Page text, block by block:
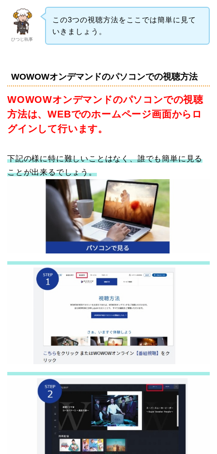
ひつじ執事
この3つの視聴方法をここでは簡単に見て
いきましょう。
WOWOWオンデマンドのパソコンでの視聴方法
WOWOWオンデマンドのパソコンでの視聴
方法は、WEBでのホームページ画面からロ
グインして行います。
下記の様に特に難しいことはなく、誰でも簡単に見る
ことが出来るでしょう。